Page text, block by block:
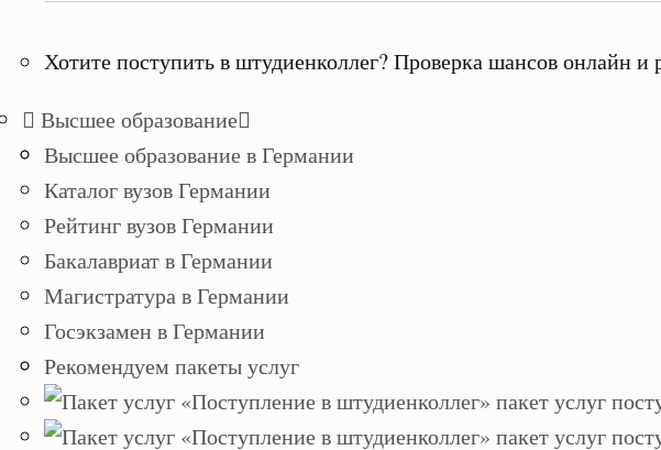
Хотите поступить в штудиенколлег? Проверка шансов онлайн и
Высшее образование
Высшее образование в Германии
Каталог вузов Германии
Рейтинг вузов Германии
Бакалавриат в Германии
Магистратура в Германии
Госэкзамен в Германии
Рекомендуем пакеты услуг